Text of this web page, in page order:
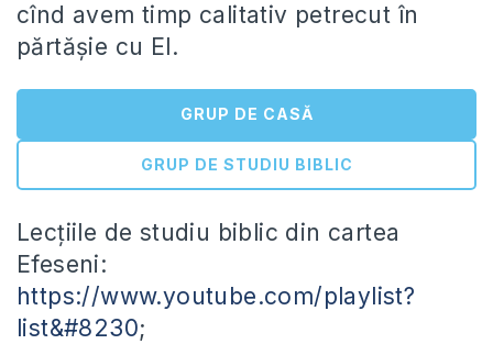
cînd avem timp calitativ petrecut în
părtășie cu El.
GRUP DE CASĂ
GRUP DE STUDIU BIBLIC
Lecțiile de studiu biblic din cartea
Efeseni:
https://www.youtube.com/playlist?
list&#8230;